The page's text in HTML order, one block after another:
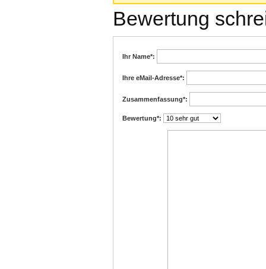
Bewertung
Ihr Name*:
Ihre eMail-Adresse*:
Zusammenfassung*:
Bewertung*: